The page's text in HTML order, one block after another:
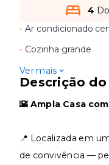
4
• Ar condicionado
• Cozinha grande
Ver mais
Descrição
🌇 Ampla Casa
📍 Localizada em
de convivência —